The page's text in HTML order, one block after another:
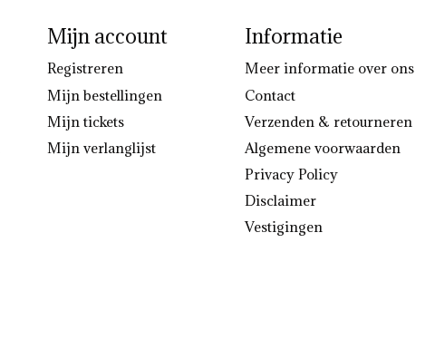
Mijn account
Registreren
Mijn bestellingen
Mijn tickets
Mijn verlanglijst
Informatie
Meer informatie over ons
Contact
Verzenden & retourneren
Algemene voorwaarden
Privacy Policy
Disclaimer
Vestigingen